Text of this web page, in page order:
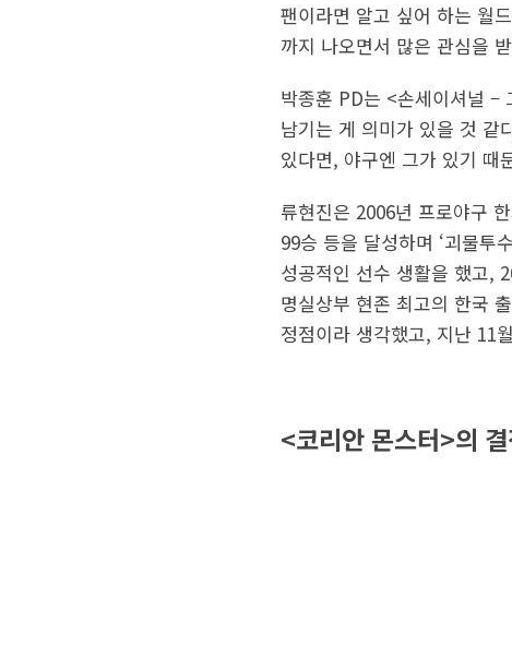
팬이라면 알고 싶어 하는 월
까지 나오면서 많은 관심을
박종훈 PD는 <손세이셔널 –
남기는 게 의미가 있을 것 같
있다면, 야구엔 그가 있기 때
류현진은 2006년 프로야구
99승 등을 달성하며 ‘괴물투
성공적인 선수 생활을 했고,
명실상부 현존 최고의 한국
정점이라 생각했고, 지난 11
<코리안 몬스터>의